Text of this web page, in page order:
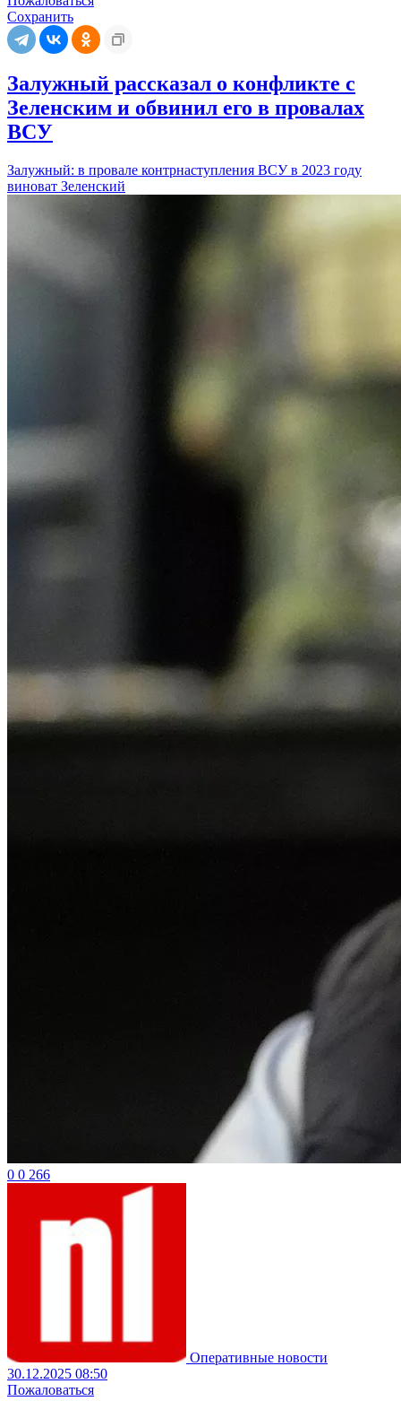
Сохранить
Залужный рассказал о конфликте с
Зеленским и обвинил его в провалах
ВСУ
Залужный: в провале контрнаступления ВСУ в 2023 году
виноват Зеленский
0 0 266
Оперативные новости
30.12.2025 08:50
Пожаловаться